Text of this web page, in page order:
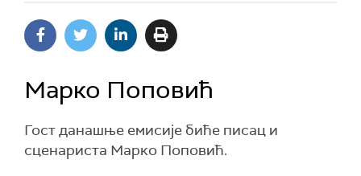
Марко Поповић
Гост данашње емисије биће писац и
сценариста Марко Поповић.